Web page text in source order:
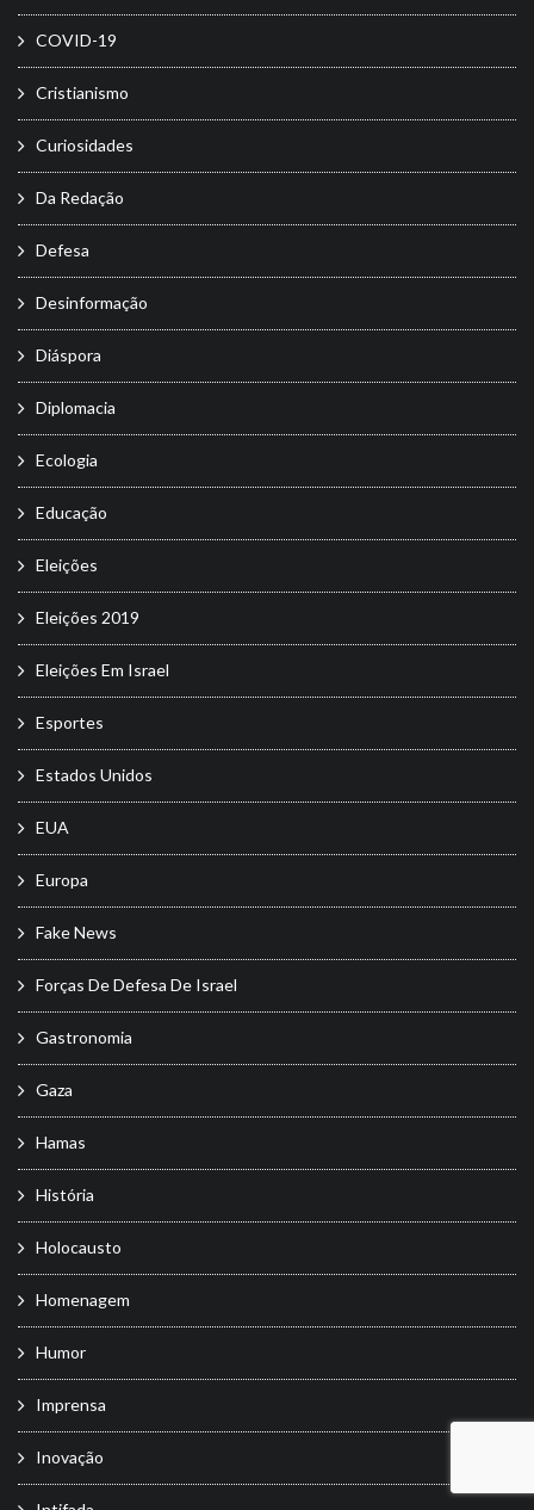
COVID-19
Cristianismo
Curiosidades
Da Redação
Defesa
Desinformação
Diáspora
Diplomacia
Ecologia
Educação
Eleições
Eleições 2019
Eleições Em Israel
Esportes
Estados Unidos
EUA
Europa
Fake News
Forças De Defesa De Israel
Gastronomia
Gaza
Hamas
História
Holocausto
Homenagem
Humor
Imprensa
Inovação